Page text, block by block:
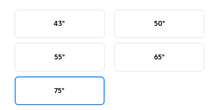
43" 50"
55" 65"
75"